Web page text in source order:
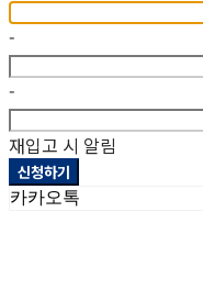
-
-
재입고 시 알림
신청하기
카카오톡